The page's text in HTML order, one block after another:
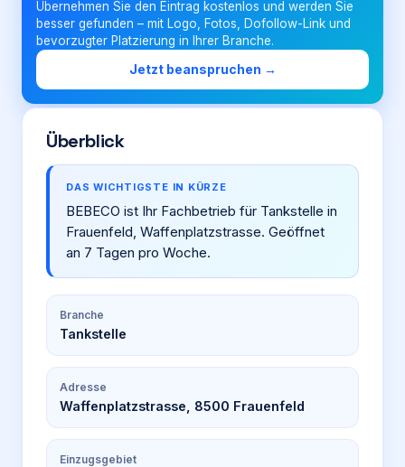
Firma eintragen
Übernehmen Sie den Eintrag kostenlos und werden Sie
besser gefunden – mit Logo, Fotos, Dofollow-Link und
bevorzugter Platzierung in Ihrer Branche.
Jetzt beanspruchen →
Überblick
DAS WICHTIGSTE IN KÜRZE
BEBECO ist Ihr Fachbetrieb für Tankstelle in
Frauenfeld, Waffenplatzstrasse. Geöffnet
an 7 Tagen pro Woche.
Branche
Tankstelle
Adresse
Waffenplatzstrasse, 8500 Frauenfeld
Einzugsgebiet